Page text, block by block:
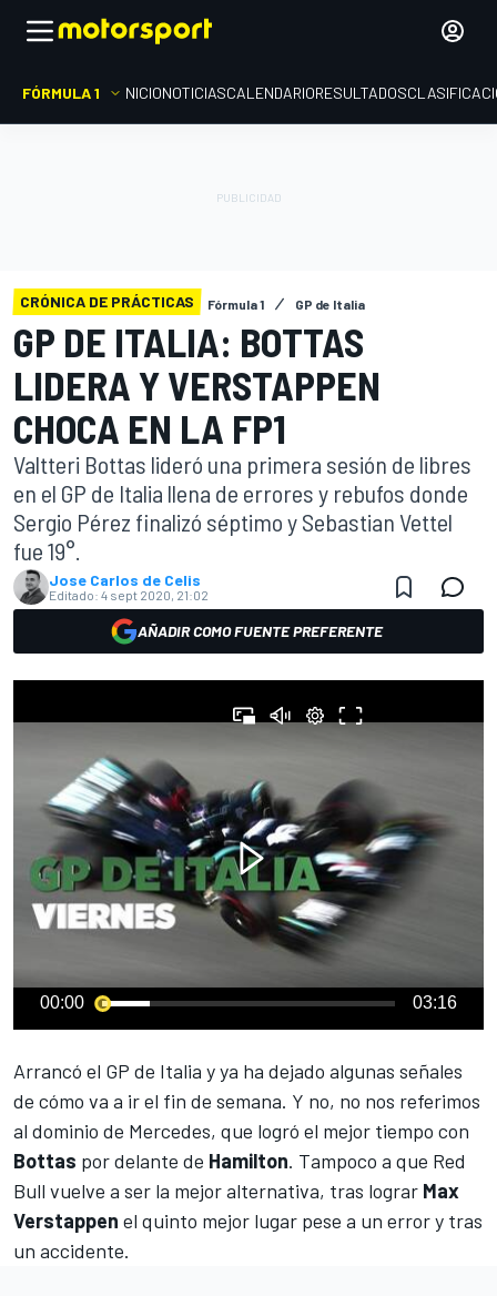
FÓRMULA 1 INICIONOTICIASCALENDARIORESULTADOS
CRÓNICA DE PRÁCTICAS Fórmula 1 GP de Italia
GP DE ITALIA: BOTTAS
LIDERA Y VERSTAPPEN
CHOCA EN LA FP1
Valtteri Bottas lideró una primera sesión de libres
en el GP de Italia llena de errores y rebufos donde
Sergio Pérez finalizó séptimo y Sebastian Vettel
fue 19°.
Jose Carlos de Celis
Editado: 4 sept 2020, 21:02
AÑADIR COMO FUENTE PREFERENTE
00:00 03:16
Arrancó el GP de Italia y ya ha dejado algunas señales
de cómo va a ir el fin de semana. Y no, no nos referimos
al dominio de Mercedes, que logró el mejor tiempo con
Bottas por delante de Hamilton. Tampoco a que Red
Bull vuelve a ser la mejor alternativa, tras lograr Max
Verstappen el quinto mejor lugar pese a un error y tras
un accidente.